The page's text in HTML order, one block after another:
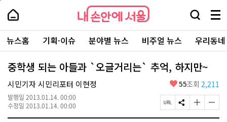
본
로
가
내
손
안
에
서
울
-
서
울
시
대
표
소
내
손
에
울
검
창
열
기
메
뉴
전
체
보
주
요
서
뉴스홈 기획·이슈 분야별 뉴스 비주얼 뉴스 우리동
중학생 되는 아들과 `오글거리는` 추억, 하지만~
시민기자 시민리포터 이현정
발행일 2013.01.14. 00:00
수정일 2013.01.14. 00:00
좋
요
55조회 2,211
페
이
S
N
글
자
글
자
페
상
단
로